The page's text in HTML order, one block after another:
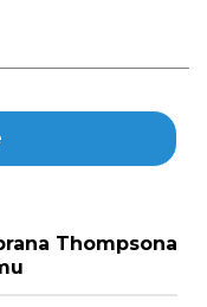
Thompsona